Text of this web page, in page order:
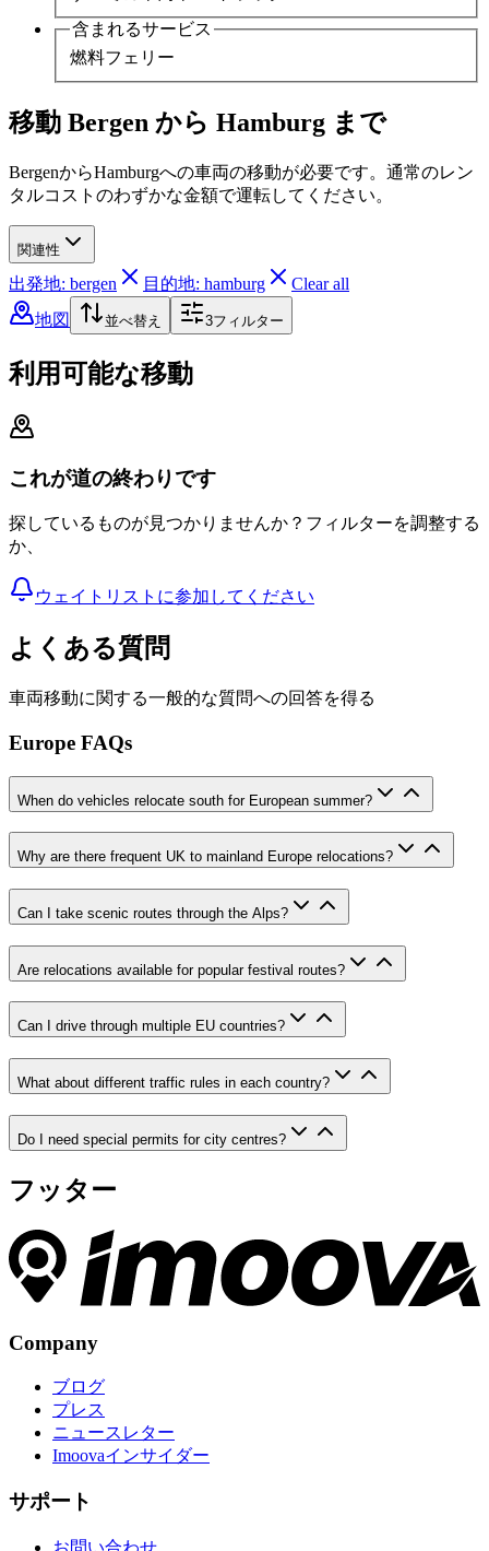
含まれるサービス
燃料フェリー
移動 Bergen から Hamburg まで
BergenからHamburgへの車両の移動が必要です。通常のレン
タルコストのわずかな金額で運転してください。
関連性
出発地: bergen 目的地: hamburg
Clear all
地図
並べ替え 3フィルター
利用可能な移動
これが道の終わりです
探しているものが見つかりませんか？フィルターを調整する
か、
ウェイトリストに参加してください
よくある質問
車両移動に関する一般的な質問への回答を得る
Europe FAQs
When do vehicles relocate south for European summer?
Why are there frequent UK to mainland Europe relocations?
Can I take scenic routes through the Alps?
Are relocations available for popular festival routes?
Can I drive through multiple EU countries?
What about different traffic rules in each country?
Do I need special permits for city centres?
フッター
Company
ブログ
プレス
ニュースレター
Imoovaインサイダー
サポート
お問い合わせ